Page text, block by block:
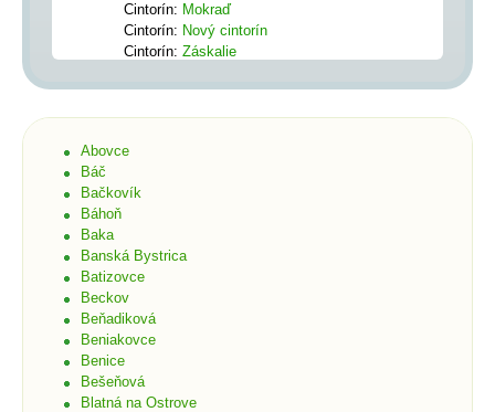
Cintorín: Mokraď
Cintorín: Nový cintorín
Cintorín: Záskalie
Abovce
Báč
Bačkovík
Báhoň
Baka
Banská Bystrica
Batizovce
Beckov
Beňadiková
Beniakovce
Benice
Bešeňová
Blatná na Ostrove